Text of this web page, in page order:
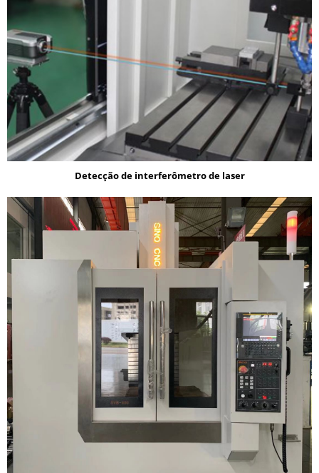
Detecção de interferômetro de laser